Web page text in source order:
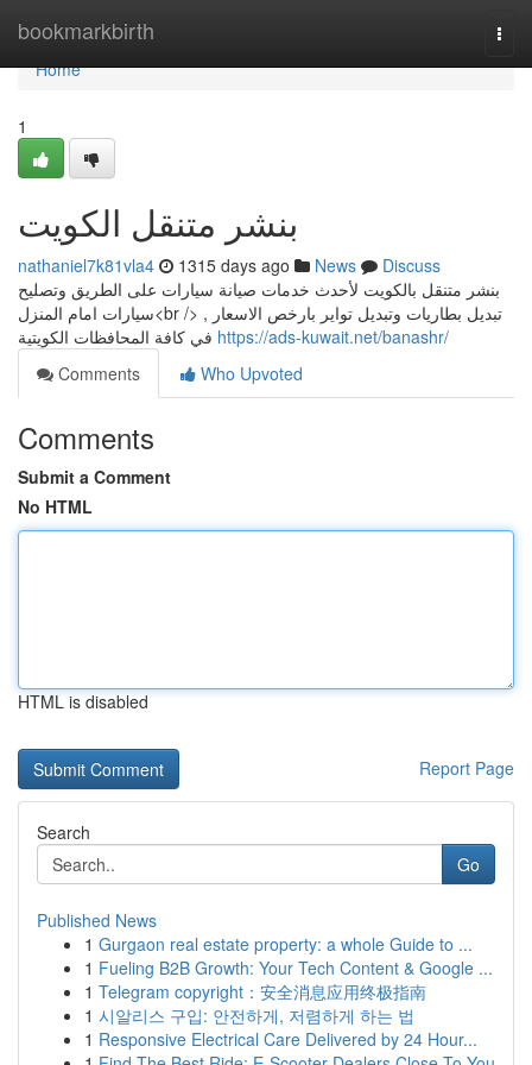
bookmarkbirth
Home
Home
1
بنشر متنقل الكويت
nathaniel7k81vla4 1315 days ago News
Discuss
بنشر متنقل بالكويت لأحدث خدمات صيانة سيارات على الطريق وتصليح
سيارات امام المنزل<br /> , تبديل بطاريات وتبديل تواير بارخص الاسعار
https://ads-kuwait.net/banashr/
Comments
Who Upvoted
Comments
Submit a Comment
No HTML
HTML is disabled
Report Page
Search
Go
Published News
1 Gurgaon real estate property: a whole Guide to ...
1 Fueling B2B Growth: Your Tech Content & Google ...
1 Telegram copyright：安全消息应用终极指南
1 시알리스 구입: 안전하게, 저렴하게 하는 법
1 Responsive Electrical Care Delivered by 24 Hour...